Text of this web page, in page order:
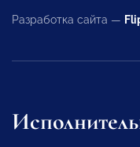
Разработка сайта —